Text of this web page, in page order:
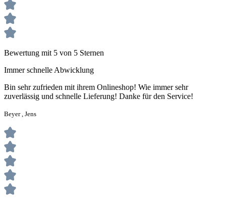
Bewertung mit 5 von 5 Sternen
Immer schnelle Abwicklung
Bin sehr zufrieden mit ihrem Onlineshop! Wie immer sehr
zuverlässig und schnelle Lieferung! Danke für den Service!
Beyer , Jens